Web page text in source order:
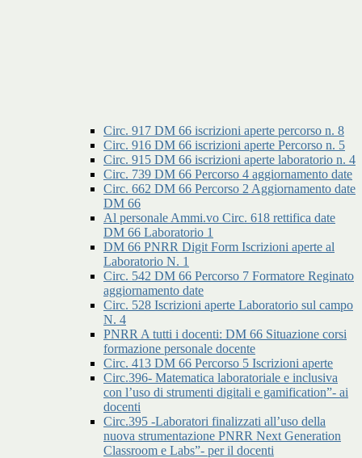
Circ. 917 DM 66 iscrizioni aperte percorso n. 8
Circ. 916 DM 66 iscrizioni aperte Percorso n. 5
Circ. 915 DM 66 iscrizioni aperte laboratorio n. 4
Circ. 739 DM 66 Percorso 4 aggiornamento date
Circ. 662 DM 66 Percorso 2 Aggiornamento date
DM 66
Al personale Ammi.vo Circ. 618 rettifica date
DM 66 Laboratorio 1
DM 66 PNRR Digit Form Iscrizioni aperte al
Laboratorio N. 1
Circ. 542 DM 66 Percorso 7 Formatore Reginato
aggiornamento date
Circ. 528 Iscrizioni aperte Laboratorio sul campo
N. 4
PNRR A tutti i docenti: DM 66 Situazione corsi
formazione personale docente
Circ. 413 DM 66 Percorso 5 Iscrizioni aperte
Circ.396- Matematica laboratoriale e inclusiva
con l’uso di strumenti digitali e gamification”- ai
docenti
Circ.395 -Laboratori finalizzati all’uso della
nuova strumentazione PNRR Next Generation
Classroom e Labs”- per il docenti